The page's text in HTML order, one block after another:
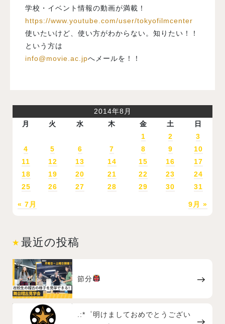
学校・イベント情報の動画が満載！
https://www.youtube.com/user/tokyofilmcenter
使いたいけど、使い方がわからない。知りたい！！
という方は
info@movie.ac.jpへメールを！！
2014年8月
月
火 水 木 金 土 日
« 7月 9月 »
1 2
3
4
5 6 7 8 9
10
11
12 13 14 15 16
17
18
19 20 21 22 23
24
25
26 27 28 29 30 31
最近の投稿
節分
.:*゜明けましておめでとうござい